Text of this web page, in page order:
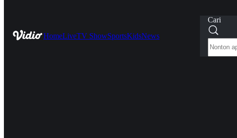
HomeLiveTV ShowSportsKidsNews
Cari